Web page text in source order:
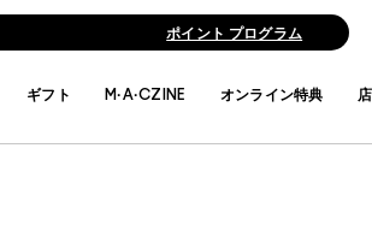
ポイント プログラム
ギフト M·A·CZINE オンライン特典